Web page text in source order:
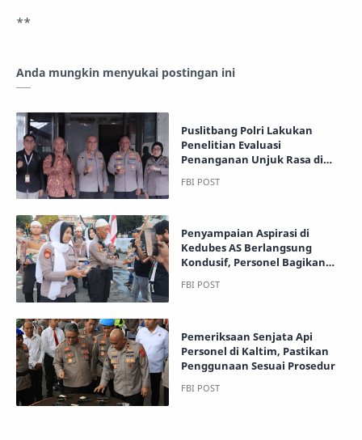
**
Anda mungkin menyukai postingan ini
Puslitbang Polri Lakukan
Penelitian Evaluasi
Penanganan Unjuk Rasa di
Penyampaian Aspirasi di
Kedubes AS Berlangsung
Kondusif, Personel Bagikan
Pemeriksaan Senjata Api
Personel di Kaltim, Pastikan
Penggunaan Sesuai Prosedur